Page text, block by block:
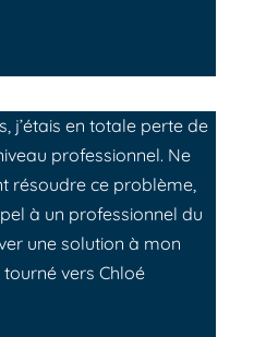
j’étais en totale perte de
professionnel. Ne
résoudre ce problème,
à un professionnel du
une solution à mon
vers Chloé